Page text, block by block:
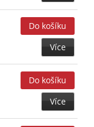
Více
Více